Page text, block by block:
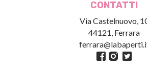
CONTATTI
Via Castelnuovo,
44121, Ferrara